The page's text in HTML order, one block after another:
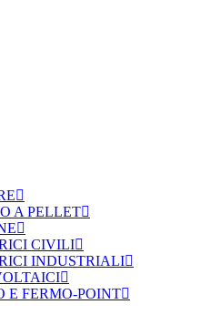
A PELLET
CIVILI
INDUSTRIALI
E FERMO-POINT